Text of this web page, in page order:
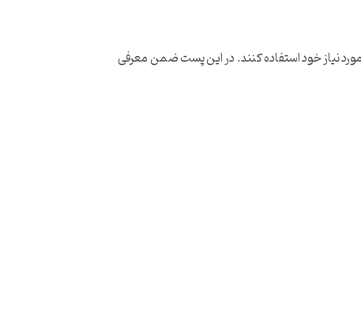
نیاز خود استفاده کنند. در این پست ضمن معرفی